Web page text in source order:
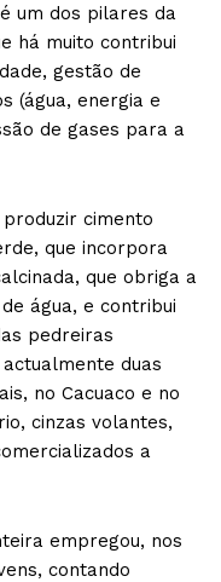
um dos pilares da
há muito contribui
gestão de
(água, energia e
de gases para a
produzir cimento
que incorpora
que obriga a
água, e contribui
pedreiras
duas
no Cacuaco e no
cinzas volantes,
a
empregou, nos
contando